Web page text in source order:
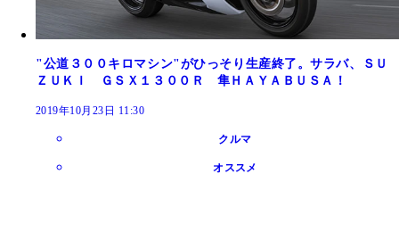
"公道３００キロマシン"がひっそり生産終了。サラバ、ＳＵ
ＺＵＫＩ ＧＳＸ１３００Ｒ 隼ＨＡＹＡＢＵＳＡ！
2019年10月23日 11:30
クルマ
オススメ